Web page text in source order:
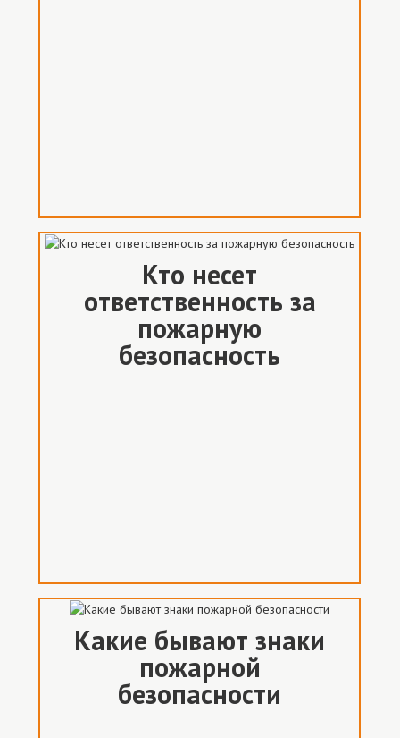
Кто несет
ответственность за
пожарную
безопасность
Какие бывают знаки
пожарной
безопасности